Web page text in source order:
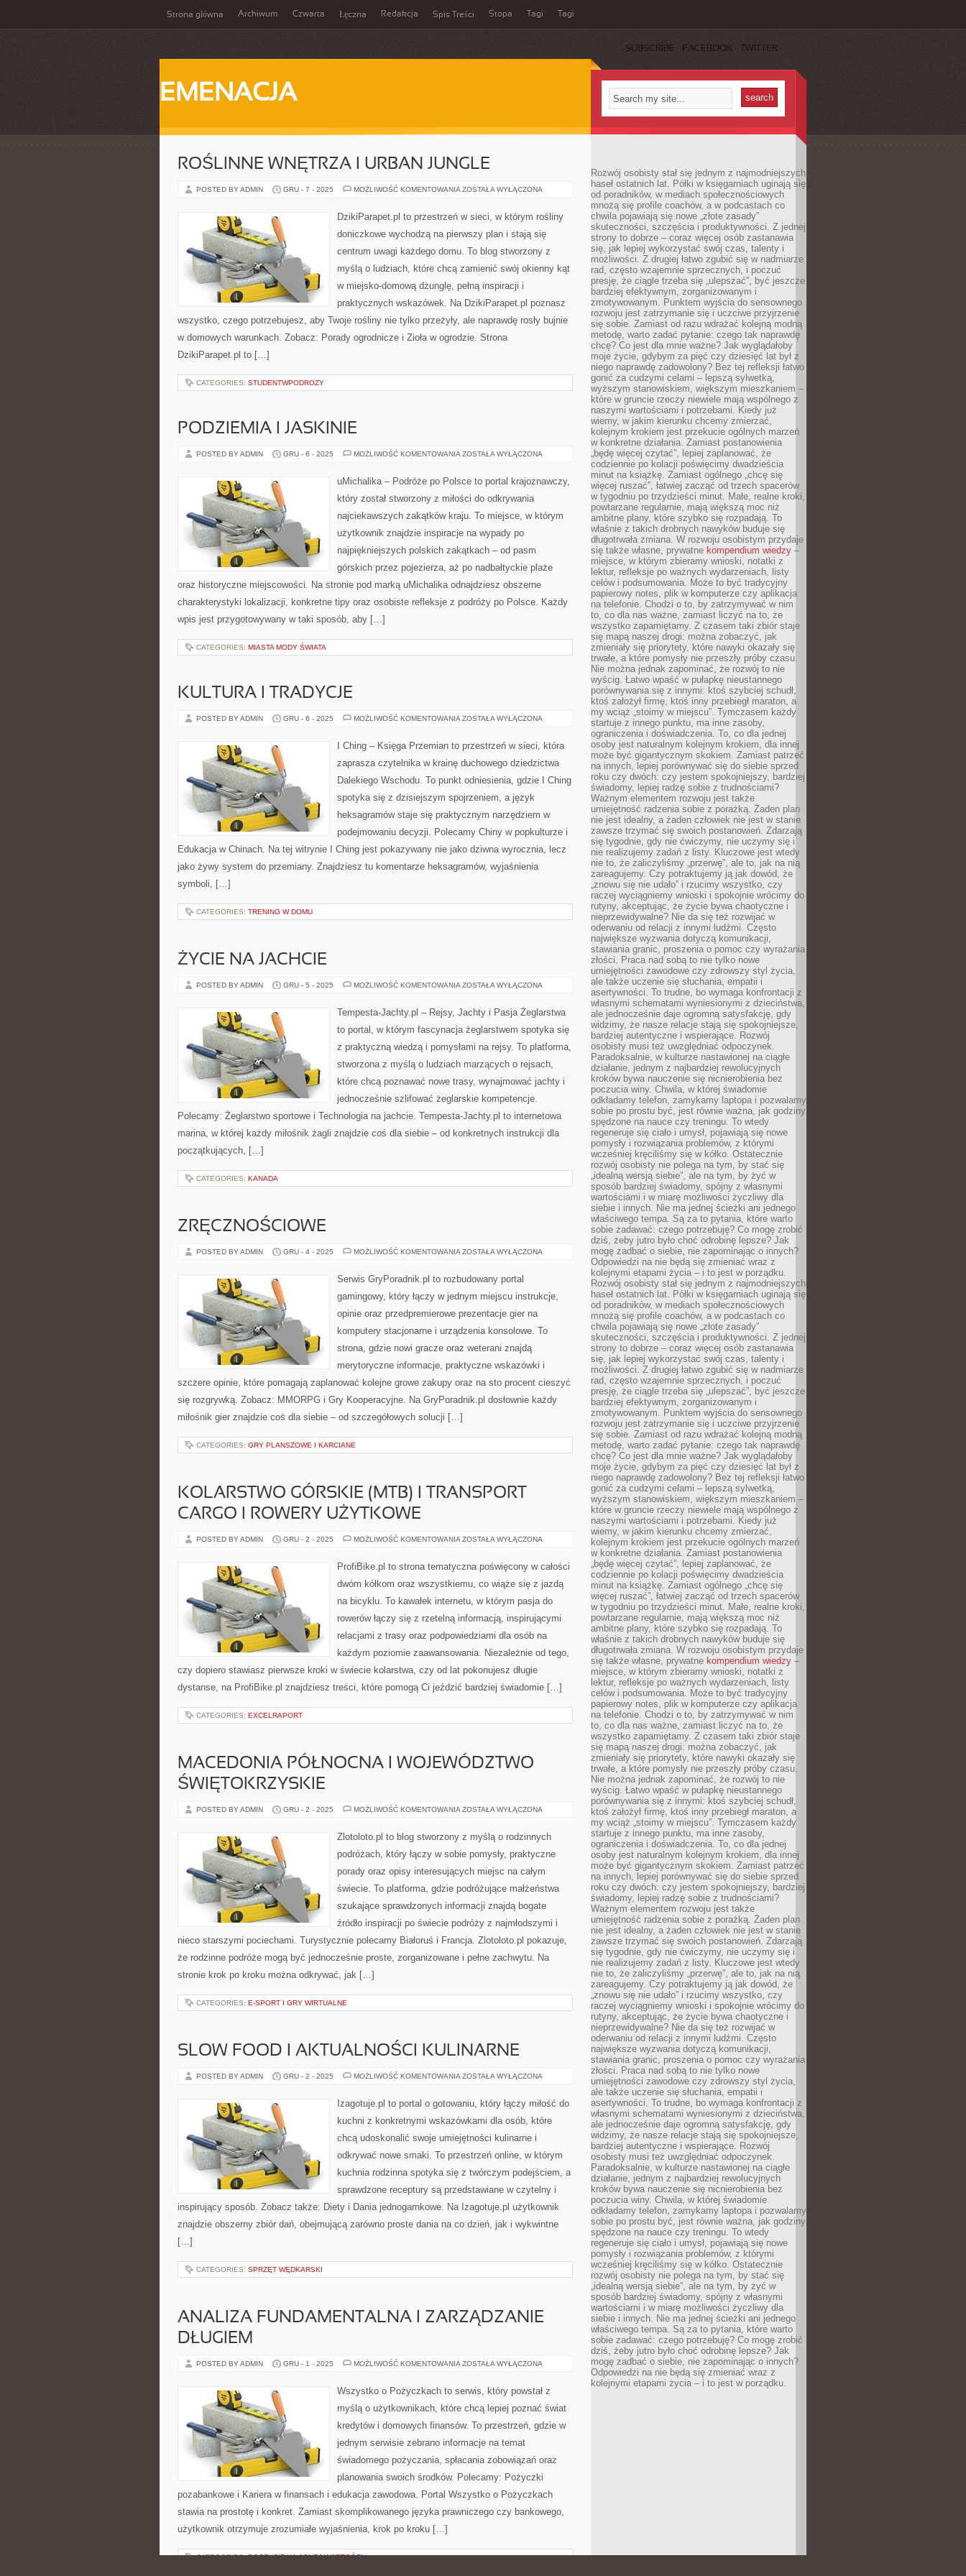
Strona główna Archiwum Czwarta Łęczna Redakcja Spis Treści Stopa Tagi Tagi
SUBSCRIBE FACEBOOK TWITTER
EMENACJA
ROŚLINNE WNĘTRZA I URBAN JUNGLE
POSTED BY ADMIN GRU - 7 - 2025 MOŻLIWOŚĆ KOMENTOWANIA ROŚLINNE
URBAN
JUNGLE
ZOSTAŁA WYŁĄCZONA
DzikiParapet.pl to przestrzeń w sieci, w którym rośliny
doniczkowe wychodzą na pierwszy plan i stają się
centrum uwagi każdego domu. To blog stworzony z
myślą o ludziach, które chcą zamienić swój okienny kąt
w miejsko-domową dżunglę, pełną inspiracji i
praktycznych wskazówek. Na DzikiParapet.pl poznasz
wszystko, czego potrzebujesz, aby Twoje rośliny nie tylko przeżyły, ale naprawdę rosły bujnie
w domowych warunkach. Zobacz: Porady ogrodnicze i Zioła w ogrodzie. Strona
DzikiParapet.pl to […]
CATEGORIES: STUDENTWPODROZY
PODZIEMIA I JASKINIE
POSTED BY ADMIN GRU - 6 - 2025 MOŻLIWOŚĆ KOMENTOWANIA PODZIEMIA
ZOSTAŁA WYŁĄCZONA
uMichalika – Podróże po Polsce to portal krajoznawczy,
który został stworzony z miłości do odkrywania
najciekawszych zakątków kraju. To miejsce, w którym
użytkownik znajdzie inspiracje na wypady po
najpiękniejszych polskich zakątkach – od pasm
górskich przez pojezierza, aż po nadbałtyckie plaże
oraz historyczne miejscowości. Na stronie pod marką uMichalika odnajdziesz obszerne
charakterystyki lokalizacji, konkretne tipy oraz osobiste refleksje z podróży po Polsce. Każdy
wpis jest przygotowywany w taki sposób, aby […]
CATEGORIES: MIASTA MODY ŚWIATA
KULTURA I TRADYCJE
POSTED BY ADMIN GRU - 6 - 2025 MOŻLIWOŚĆ KOMENTOWANIA KULTURA
ZOSTAŁA WYŁĄCZONA
I Ching – Księga Przemian to przestrzeń w sieci, która
zaprasza czytelnika w krainę duchowego dziedzictwa
Dalekiego Wschodu. To punkt odniesienia, gdzie I Ching
spotyka się z dzisiejszym spojrzeniem, a język
heksagramów staje się praktycznym narzędziem w
podejmowaniu decyzji. Polecamy Chiny w popkulturze i
Edukacja w Chinach. Na tej witrynie I Ching jest pokazywany nie jako dziwna wyrocznia, lecz
jako żywy system do przemiany. Znajdziesz tu komentarze heksagramów, wyjaśnienia
symboli, […]
CATEGORIES: TRENING W DOMU
ŻYCIE NA JACHCIE
POSTED BY ADMIN GRU - 5 - 2025 MOŻLIWOŚĆ KOMENTOWANIA ŻYCIE
ZOSTAŁA WYŁĄCZONA
Tempesta-Jachty.pl – Rejsy, Jachty i Pasja Żeglarstwa
to portal, w którym fascynacja żeglarstwem spotyka się
z praktyczną wiedzą i pomysłami na rejsy. To platforma,
stworzona z myślą o ludziach marzących o rejsach,
które chcą poznawać nowe trasy, wynajmować jachty i
jednocześnie szlifować żeglarskie kompetencje.
Polecamy: Żeglarstwo sportowe i Technologia na jachcie. Tempesta-Jachty.pl to internetowa
marina, w której każdy miłośnik żagli znajdzie coś dla siebie – od konkretnych instrukcji dla
początkujących, […]
CATEGORIES: KANADA
ZRĘCZNOŚCIOWE
POSTED BY ADMIN GRU - 4 - 2025 MOŻLIWOŚĆ KOMENTOWANIA ZRĘCZNOŚCIOWE
ZOSTAŁA WYŁĄCZONA
Serwis GryPoradnik.pl to rozbudowany portal
gamingowy, który łączy w jednym miejscu instrukcje,
opinie oraz przedpremierowe prezentacje gier na
komputery stacjonarne i urządzenia konsolowe. To
strona, gdzie nowi gracze oraz weterani znajdą
merytoryczne informacje, praktyczne wskazówki i
szczere opinie, które pomagają zaplanować kolejne growe zakupy oraz na sto procent cieszyć
się rozgrywką. Zobacz: MMORPG i Gry Kooperacyjne. Na GryPoradnik.pl dosłownie każdy
miłośnik gier znajdzie coś dla siebie – od szczegółowych solucji […]
CATEGORIES: GRY PLANSZOWE I KARCIANE
KOLARSTWO GÓRSKIE (MTB) I TRANSPORT
CARGO I ROWERY UŻYTKOWE
POSTED BY ADMIN GRU - 2 - 2025 MOŻLIWOŚĆ KOMENTOWANIA KOLARSTWO
TRANSPORT
I
UŻYTKOWE
ZOSTAŁA WYŁĄCZONA
ProfiBike.pl to strona tematyczna poświęcony w całości
dwóm kółkom oraz wszystkiemu, co wiąże się z jazdą
na bicyklu. To kawałek internetu, w którym pasja do
rowerów łączy się z rzetelną informacją, inspirującymi
relacjami z trasy oraz podpowiedziami dla osób na
każdym poziomie zaawansowania. Niezależnie od tego,
czy dopiero stawiasz pierwsze kroki w świecie kolarstwa, czy od lat pokonujesz długie
dystanse, na ProfiBike.pl znajdziesz treści, które pomogą Ci jeździć bardziej świadomie […]
CATEGORIES: EXCELRAPORT
MACEDONIA PÓŁNOCNA I WOJEWÓDZTWO
ŚWIĘTOKRZYSKIE
POSTED BY ADMIN GRU - 2 - 2025 MOŻLIWOŚĆ KOMENTOWANIA MACEDONIA
WOJEWÓDZTWO
ŚWIĘTOKRZYSKIE
ZOSTAŁA WYŁĄCZONA
Zlotoloto.pl to blog stworzony z myślą o rodzinnych
podróżach, który łączy w sobie pomysły, praktyczne
porady oraz opisy interesujących miejsc na całym
świecie. To platforma, gdzie podróżujące małżeństwa
szukające sprawdzonych informacji znajdą bogate
źródło inspiracji po świecie podróży z najmłodszymi i
nieco starszymi pociechami. Turystycznie polecamy Białoruś i Francja. Zlotoloto.pl pokazuje,
że rodzinne podróże mogą być jednocześnie proste, zorganizowane i pełne zachwytu. Na
stronie krok po kroku można odkrywać, jak […]
CATEGORIES: E-SPORT I GRY WIRTUALNE
SLOW FOOD I AKTUALNOŚCI KULINARNE
POSTED BY ADMIN GRU - 2 - 2025 MOŻLIWOŚĆ KOMENTOWANIA SLOW
AKTUALNOŚCI
KULINARNE
ZOSTAŁA WYŁĄCZONA
Izagotuje.pl to portal o gotowaniu, który łączy miłość do
kuchni z konkretnymi wskazówkami dla osób, które
chcą udoskonalić swoje umiejętności kulinarne i
odkrywać nowe smaki. To przestrzeń online, w którym
kuchnia rodzinna spotyka się z twórczym podejściem, a
sprawdzone receptury są przedstawiane w czytelny i
inspirujący sposób. Zobacz także: Diety i Dania jednogarnkowe. Na Izagotuje.pl użytkownik
znajdzie obszerny zbiór dań, obejmującą zarówno proste dania na co dzień, jak i wykwintne
[…]
CATEGORIES: SPRZĘT WĘDKARSKI
ANALIZA FUNDAMENTALNA I ZARZĄDZANIE
DŁUGIEM
POSTED BY ADMIN GRU - 1 - 2025 MOŻLIWOŚĆ KOMENTOWANIA ANALIZA
ZARZĄDZANIE
DŁUGIEM
ZOSTAŁA WYŁĄCZONA
Wszystko o Pożyczkach to serwis, który powstał z
myślą o użytkownikach, które chcą lepiej poznać świat
kredytów i domowych finansów. To przestrzeń, gdzie w
jednym serwisie zebrano informacje na temat
świadomego pożyczania, spłacania zobowiązań oraz
planowania swoich środków. Polecamy: Pożyczki
pozabankowe i Kariera w finansach i edukacja zawodowa. Portal Wszystko o Pożyczkach
stawia na prostotę i konkret. Zamiast skomplikowanego języka prawniczego czy bankowego,
użytkownik otrzymuje zrozumiałe wyjaśnienia, krok po kroku […]
CATEGORIES:POCZUCIE WŁASNEJ WARTOŚCI
Rozwój osobisty stał się jednym z najmodniejszych
haseł ostatnich lat. Półki w księgarniach uginają się
od poradników, w mediach społecznościowych
mnożą się profile coachów, a w podcastach co
chwila pojawiają się nowe „złote zasady”
skuteczności, szczęścia i produktywności. Z jednej
strony to dobrze – coraz więcej osób zastanawia
się, jak lepiej wykorzystać swój czas, talenty i
możliwości. Z drugiej łatwo zgubić się w nadmiarze
rad, często wzajemnie sprzecznych, i poczuć
presję, że ciągle trzeba się „ulepszać”, być jeszcze
bardziej efektywnym, zorganizowanym i
zmotywowanym. Punktem wyjścia do sensownego
rozwoju jest zatrzymanie się i uczciwe przyjrzenie
się sobie. Zamiast od razu wdrażać kolejną modną
metodę, warto zadać pytanie: czego tak naprawdę
chcę? Co jest dla mnie ważne? Jak wyglądałoby
moje życie, gdybym za pięć czy dziesięć lat był z
niego naprawdę zadowolony? Bez tej refleksji łatwo
gonić za cudzymi celami – lepszą sylwetką,
wyższym stanowiskiem, większym mieszkaniem –
które w gruncie rzeczy niewiele mają wspólnego z
naszymi wartościami i potrzebami. Kiedy już
wiemy, w jakim kierunku chcemy zmierzać,
kolejnym krokiem jest przekucie ogólnych marzeń
w konkretne działania. Zamiast postanowienia
„będę więcej czytać”, lepiej zaplanować, że
codziennie po kolacji poświęcimy dwadzieścia
minut na książkę. Zamiast ogólnego „chcę się
więcej ruszać”, łatwiej zacząć od trzech spacerów
w tygodniu po trzydzieści minut. Małe, realne kroki,
powtarzane regularnie, mają większą moc niż
ambitne plany, które szybko się rozpadają. To
właśnie z takich drobnych nawyków buduje się
długotrwała zmiana. W rozwoju osobistym przydaje
się także własne, prywatne kompendium wiedzy –
miejsce, w którym zbieramy wnioski, notatki z
lektur, refleksje po ważnych wydarzeniach, listy
celów i podsumowania. Może to być tradycyjny
papierowy notes, plik w komputerze czy aplikacja
na telefonie. Chodzi o to, by zatrzymywać w nim
to, co dla nas ważne, zamiast liczyć na to, że
wszystko zapamiętamy. Z czasem taki zbiór staje
się mapą naszej drogi: można zobaczyć, jak
zmieniały się priorytety, które nawyki okazały się
trwałe, a które pomysły nie przeszły próby czasu.
Nie można jednak zapominać, że rozwój to nie
wyścig. Łatwo wpaść w pułapkę nieustannego
porównywania się z innymi: ktoś szybciej schudł,
ktoś założył firmę, ktoś inny przebiegł maraton, a
my wciąż „stoimy w miejscu”. Tymczasem każdy
startuje z innego punktu, ma inne zasoby,
ograniczenia i doświadczenia. To, co dla jednej
osoby jest naturalnym kolejnym krokiem, dla innej
może być gigantycznym skokiem. Zamiast patrzeć
na innych, lepiej porównywać się do siebie sprzed
roku czy dwóch: czy jestem spokojniejszy, bardziej
świadomy, lepiej radzę sobie z trudnościami?
Ważnym elementem rozwoju jest także
umiejętność radzenia sobie z porażką. Żaden plan
nie jest idealny, a żaden człowiek nie jest w stanie
zawsze trzymać się swoich postanowień. Zdarzają
się tygodnie, gdy nie ćwiczymy, nie uczymy się i
nie realizujemy zadań z listy. Kluczowe jest wtedy
nie to, że zaliczyliśmy „przerwę”, ale to, jak na nią
zareagujemy. Czy potraktujemy ją jak dowód, że
„znowu się nie udało” i rzucimy wszystko, czy
raczej wyciągniemy wnioski i spokojnie wrócimy do
rutyny, akceptując, że życie bywa chaotyczne i
nieprzewidywalne? Nie da się też rozwijać w
oderwaniu od relacji z innymi ludźmi. Często
największe wyzwania dotyczą komunikacji,
stawiania granic, proszenia o pomoc czy wyrażania
złości. Praca nad sobą to nie tylko nowe
umiejętności zawodowe czy zdrowszy styl życia,
ale także uczenie się słuchania, empatii i
asertywności. To trudne, bo wymaga konfrontacji z
własnymi schematami wyniesionymi z dzieciństwa,
ale jednocześnie daje ogromną satysfakcję, gdy
widzimy, że nasze relacje stają się spokojniejsze,
bardziej autentyczne i wspierające. Rozwój
osobisty musi też uwzględniać odpoczynek.
Paradoksalnie, w kulturze nastawionej na ciągłe
działanie, jednym z najbardziej rewolucyjnych
kroków bywa nauczenie się nicnierobienia bez
poczucia winy. Chwila, w której świadomie
odkładamy telefon, zamykamy laptopa i pozwalamy
sobie po prostu być, jest równie ważna, jak godziny
spędzone na nauce czy treningu. To wtedy
regeneruje się ciało i umysł, pojawiają się nowe
pomysły i rozwiązania problemów, z którymi
wcześniej kręciliśmy się w kółko. Ostatecznie
rozwój osobisty nie polega na tym, by stać się
„idealną wersją siebie”, ale na tym, by żyć w
sposób bardziej świadomy, spójny z własnymi
wartościami i w miarę możliwości życzliwy dla
siebie i innych. Nie ma jednej ścieżki ani jednego
właściwego tempa. Są za to pytania, które warto
sobie zadawać: czego potrzebuję? Co mogę zrobić
dziś, żeby jutro było choć odrobinę lepsze? Jak
mogę zadbać o siebie, nie zapominając o innych?
Odpowiedzi na nie będą się zmieniać wraz z
kolejnymi etapami życia – i to jest w porządku.
Rozwój osobisty stał się jednym z najmodniejszych
haseł ostatnich lat. Półki w księgarniach uginają się
od poradników, w mediach społecznościowych
mnożą się profile coachów, a w podcastach co
chwila pojawiają się nowe „złote zasady”
skuteczności, szczęścia i produktywności. Z jednej
strony to dobrze – coraz więcej osób zastanawia
się, jak lepiej wykorzystać swój czas, talenty i
możliwości. Z drugiej łatwo zgubić się w nadmiarze
rad, często wzajemnie sprzecznych, i poczuć
presję, że ciągle trzeba się „ulepszać”, być jeszcze
bardziej efektywnym, zorganizowanym i
zmotywowanym. Punktem wyjścia do sensownego
rozwoju jest zatrzymanie się i uczciwe przyjrzenie
się sobie. Zamiast od razu wdrażać kolejną modną
metodę, warto zadać pytanie: czego tak naprawdę
chcę? Co jest dla mnie ważne? Jak wyglądałoby
moje życie, gdybym za pięć czy dziesięć lat był z
niego naprawdę zadowolony? Bez tej refleksji łatwo
gonić za cudzymi celami – lepszą sylwetką,
wyższym stanowiskiem, większym mieszkaniem –
które w gruncie rzeczy niewiele mają wspólnego z
naszymi wartościami i potrzebami. Kiedy już
wiemy, w jakim kierunku chcemy zmierzać,
kolejnym krokiem jest przekucie ogólnych marzeń
w konkretne działania. Zamiast postanowienia
„będę więcej czytać”, lepiej zaplanować, że
codziennie po kolacji poświęcimy dwadzieścia
minut na książkę. Zamiast ogólnego „chcę się
więcej ruszać”, łatwiej zacząć od trzech spacerów
w tygodniu po trzydzieści minut. Małe, realne kroki,
powtarzane regularnie, mają większą moc niż
ambitne plany, które szybko się rozpadają. To
właśnie z takich drobnych nawyków buduje się
długotrwała zmiana. W rozwoju osobistym przydaje
się także własne, prywatne kompendium wiedzy –
miejsce, w którym zbieramy wnioski, notatki z
lektur, refleksje po ważnych wydarzeniach, listy
celów i podsumowania. Może to być tradycyjny
papierowy notes, plik w komputerze czy aplikacja
na telefonie. Chodzi o to, by zatrzymywać w nim
to, co dla nas ważne, zamiast liczyć na to, że
wszystko zapamiętamy. Z czasem taki zbiór staje
się mapą naszej drogi: można zobaczyć, jak
zmieniały się priorytety, które nawyki okazały się
trwałe, a które pomysły nie przeszły próby czasu.
Nie można jednak zapominać, że rozwój to nie
wyścig. Łatwo wpaść w pułapkę nieustannego
porównywania się z innymi: ktoś szybciej schudł,
ktoś założył firmę, ktoś inny przebiegł maraton, a
my wciąż „stoimy w miejscu”. Tymczasem każdy
startuje z innego punktu, ma inne zasoby,
ograniczenia i doświadczenia. To, co dla jednej
osoby jest naturalnym kolejnym krokiem, dla innej
może być gigantycznym skokiem. Zamiast patrzeć
na innych, lepiej porównywać się do siebie sprzed
roku czy dwóch: czy jestem spokojniejszy, bardziej
świadomy, lepiej radzę sobie z trudnościami?
Ważnym elementem rozwoju jest także
umiejętność radzenia sobie z porażką. Żaden plan
nie jest idealny, a żaden człowiek nie jest w stanie
zawsze trzymać się swoich postanowień. Zdarzają
się tygodnie, gdy nie ćwiczymy, nie uczymy się i
nie realizujemy zadań z listy. Kluczowe jest wtedy
nie to, że zaliczyliśmy „przerwę”, ale to, jak na nią
zareagujemy. Czy potraktujemy ją jak dowód, że
„znowu się nie udało” i rzucimy wszystko, czy
raczej wyciągniemy wnioski i spokojnie wrócimy do
rutyny, akceptując, że życie bywa chaotyczne i
nieprzewidywalne? Nie da się też rozwijać w
oderwaniu od relacji z innymi ludźmi. Często
największe wyzwania dotyczą komunikacji,
stawiania granic, proszenia o pomoc czy wyrażania
złości. Praca nad sobą to nie tylko nowe
umiejętności zawodowe czy zdrowszy styl życia,
ale także uczenie się słuchania, empatii i
asertywności. To trudne, bo wymaga konfrontacji z
własnymi schematami wyniesionymi z dzieciństwa,
ale jednocześnie daje ogromną satysfakcję, gdy
widzimy, że nasze relacje stają się spokojniejsze,
bardziej autentyczne i wspierające. Rozwój
osobisty musi też uwzględniać odpoczynek.
Paradoksalnie, w kulturze nastawionej na ciągłe
działanie, jednym z najbardziej rewolucyjnych
kroków bywa nauczenie się nicnierobienia bez
poczucia winy. Chwila, w której świadomie
odkładamy telefon, zamykamy laptopa i pozwalamy
sobie po prostu być, jest równie ważna, jak godziny
spędzone na nauce czy treningu. To wtedy
regeneruje się ciało i umysł, pojawiają się nowe
pomysły i rozwiązania problemów, z którymi
wcześniej kręciliśmy się w kółko. Ostatecznie
rozwój osobisty nie polega na tym, by stać się
„idealną wersją siebie”, ale na tym, by żyć w
sposób bardziej świadomy, spójny z własnymi
wartościami i w miarę możliwości życzliwy dla
siebie i innych. Nie ma jednej ścieżki ani jednego
właściwego tempa. Są za to pytania, które warto
sobie zadawać: czego potrzebuję? Co mogę zrobić
dziś, żeby jutro było choć odrobinę lepsze? Jak
mogę zadbać o siebie, nie zapominając o innych?
Odpowiedzi na nie będą się zmieniać wraz z
kolejnymi etapami życia – i to jest w porządku.